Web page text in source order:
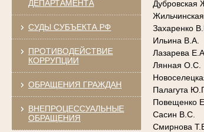
ДЕПАРТАМЕНТА
СУДЫ СУБЪЕКТА РФ
ПРОТИВОДЕЙСТВИЕ
КОРРУПЦИИ
ОБРАЩЕНИЯ ГРАЖДАН
ВНЕПРОЦЕССУАЛЬНЫЕ
ОБРАЩЕНИЯ
Дубровская
Захаренко
Ильина В.А.
Лазарева Е.А.
Лянная О.С.
Палагута
Повещенко
Сасин В.С.
Смирнова